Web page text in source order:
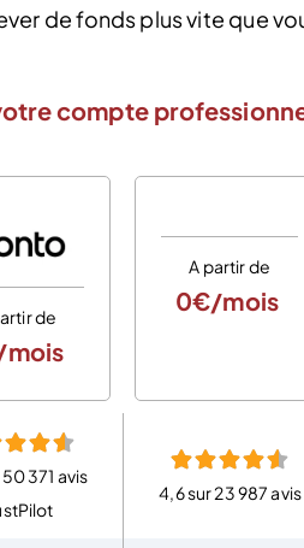
de fonds plus vite que
compte
de
371 avis
A partir de
0€/mois
4,6 sur 23 987 avis